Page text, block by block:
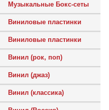
Музыкальные Бокс-сеты
Виниловые пластинки
Виниловые пластинки
Винил (рок, поп)
Винил (джаз)
Винил (классика)